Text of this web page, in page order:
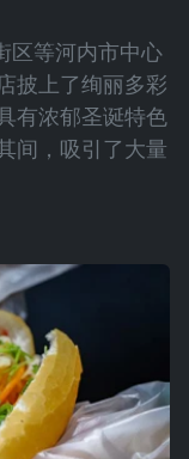
区等河内市中心
披上了绚丽多彩
有浓郁圣诞特色
间，吸引了大量